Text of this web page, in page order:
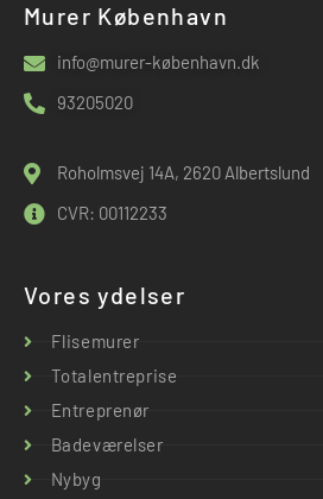
Murer København
info@murer-københavn.dk
93205020
Roholmsvej 14A, 2620 Albertslund
CVR: 00112233
Vores ydelser
Flisemurer
Totalentreprise
Entreprenør
Badeværelser
Nybyg